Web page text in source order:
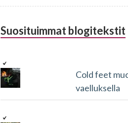
Suosituimmat blogitekstit
Cold feet
vaelluksella